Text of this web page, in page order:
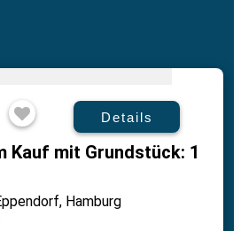
Details
Kauf mit Grundstück: 1
Hamburg